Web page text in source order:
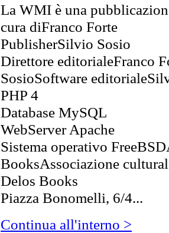
La WMI è una
cura diFranco Forte
PublisherSilvio Sosio
Direttore editorialeFranco
SosioSoftware
PHP 4
Database MySQL
WebServer Apache
Sistema operativo
BooksAssociazione
Delos Books
Piazza Bonomelli, 6/4...
Continua all'interno >